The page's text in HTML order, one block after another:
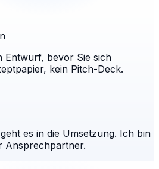
Entwurf, bevor Sie sich
kein Pitch-Deck.
es in die Umsetzung. Ich bin
Ansprechpartner.